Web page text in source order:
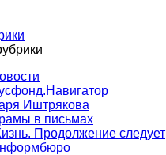
Иштрякова
в письмах
Продолжение следует